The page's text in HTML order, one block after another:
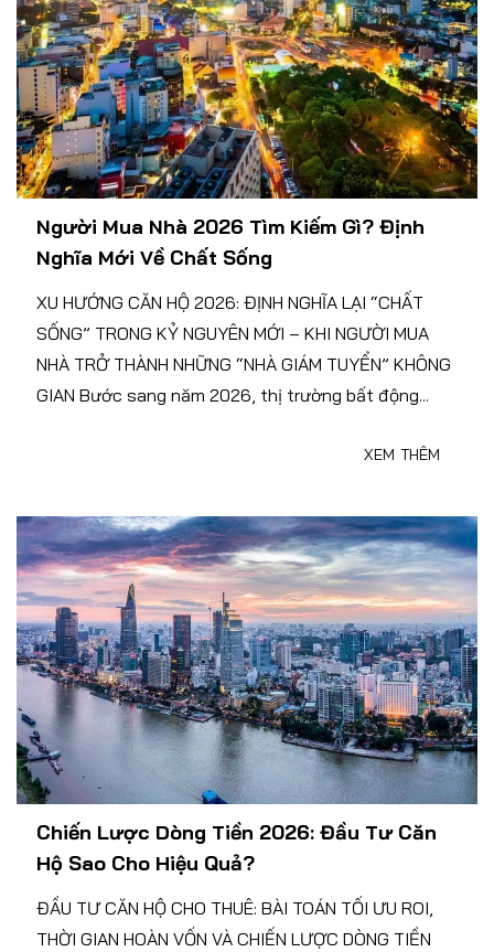
Người Mua Nhà 2026 Tìm Kiếm Gì? Định
Nghĩa Mới Về Chất Sống
XU HƯỚNG CĂN HỘ 2026: ĐỊNH NGHĨA LẠI “CHẤT
SỐNG” TRONG KỶ NGUYÊN MỚI – KHI NGƯỜI MUA
NHÀ TRỞ THÀNH NHỮNG “NHÀ GIÁM TUYỂN” KHÔNG
GIAN Bước sang năm 2026, thị trường bất động...
XEM THÊM
Chiến Lược Dòng Tiền 2026: Đầu Tư Căn
Hộ Sao Cho Hiệu Quả?
ĐẦU TƯ CĂN HỘ CHO THUÊ: BÀI TOÁN TỐI ƯU ROI,
THỜI GIAN HOÀN VỐN VÀ CHIẾN LƯỢC DÒNG TIỀN